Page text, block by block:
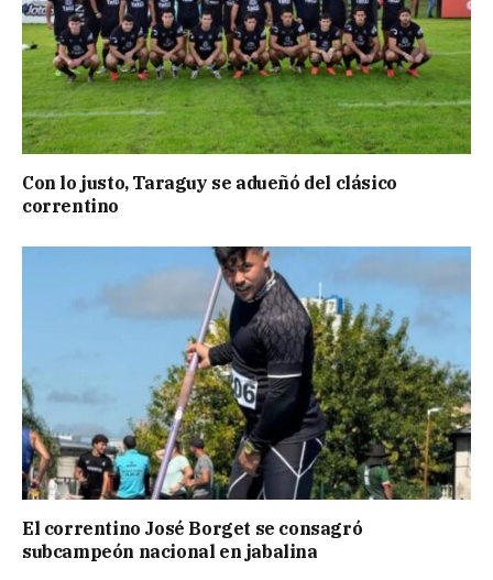
Con lo justo, Taraguy se adueñó del clásico
correntino
El correntino José Borget se consagró
subcampeón nacional en jabalina